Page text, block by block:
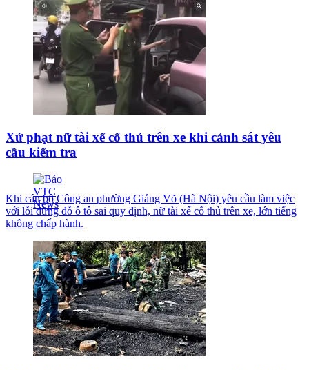
Xử phạt nữ tài xế cố thủ trên xe khi cảnh sát yêu
cầu kiểm tra
Khi cán bộ Công an phường Giảng Võ (Hà Nội) yêu cầu làm việc
với lỗi dừng đỗ ô tô sai quy định, nữ tài xế cố thủ trên xe, lớn tiếng
không chấp hành.